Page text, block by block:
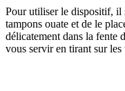
Pour utiliser le dispositif, il
tampons ouate et de le
délicatement dans la fente
vous servir en tirant sur les